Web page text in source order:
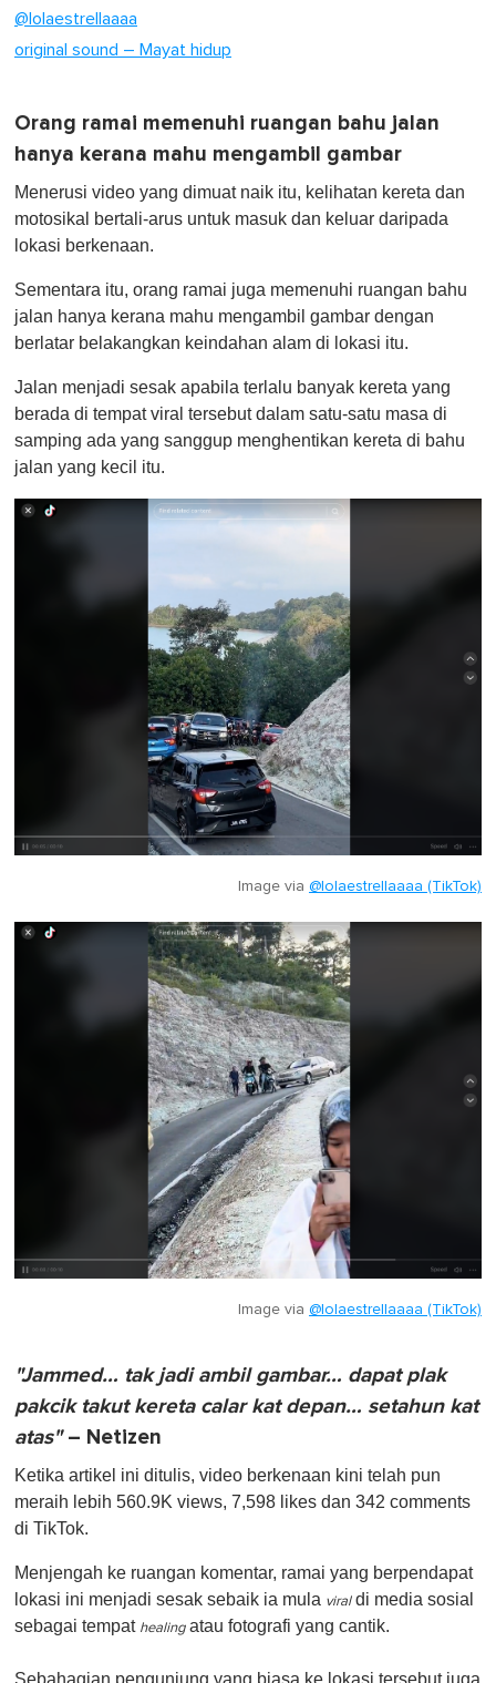
0
@lolaestrellaaaa
original sound – Mayat hidup
Orang ramai memenuhi ruangan bahu jalan
hanya kerana mahu mengambil gambar
Menerusi video yang dimuat naik itu, kelihatan kereta dan
motosikal bertali-arus untuk masuk dan keluar daripada
lokasi berkenaan.
Sementara itu, orang ramai juga memenuhi ruangan bahu
jalan hanya kerana mahu mengambil gambar dengan
berlatar belakangkan keindahan alam di lokasi itu.
Jalan menjadi sesak apabila terlalu banyak kereta yang
berada di tempat viral tersebut dalam satu-satu masa di
samping ada yang sanggup menghentikan kereta di bahu
jalan yang kecil itu.
Image via @lolaestrellaaaa (TikTok)
Image via @lolaestrellaaaa (TikTok)
"Jammed… tak jadi ambil gambar… dapat plak
pakcik takut kereta calar kat depan… setahun kat
atas"– Netizen
Ketika artikel ini ditulis, video berkenaan kini telah pun
meraih lebih 560.9K views, 7,598 likes dan 342 comments
di TikTok.
Menjengah ke ruangan komentar, ramai yang berpendapat
lokasi ini menjadi sesak sebaik ia mula viraldi media sosial
sebagai tempat healingatau fotografi yang cantik.
Sebahagian pengunjung yang biasa ke lokasi tersebut juga